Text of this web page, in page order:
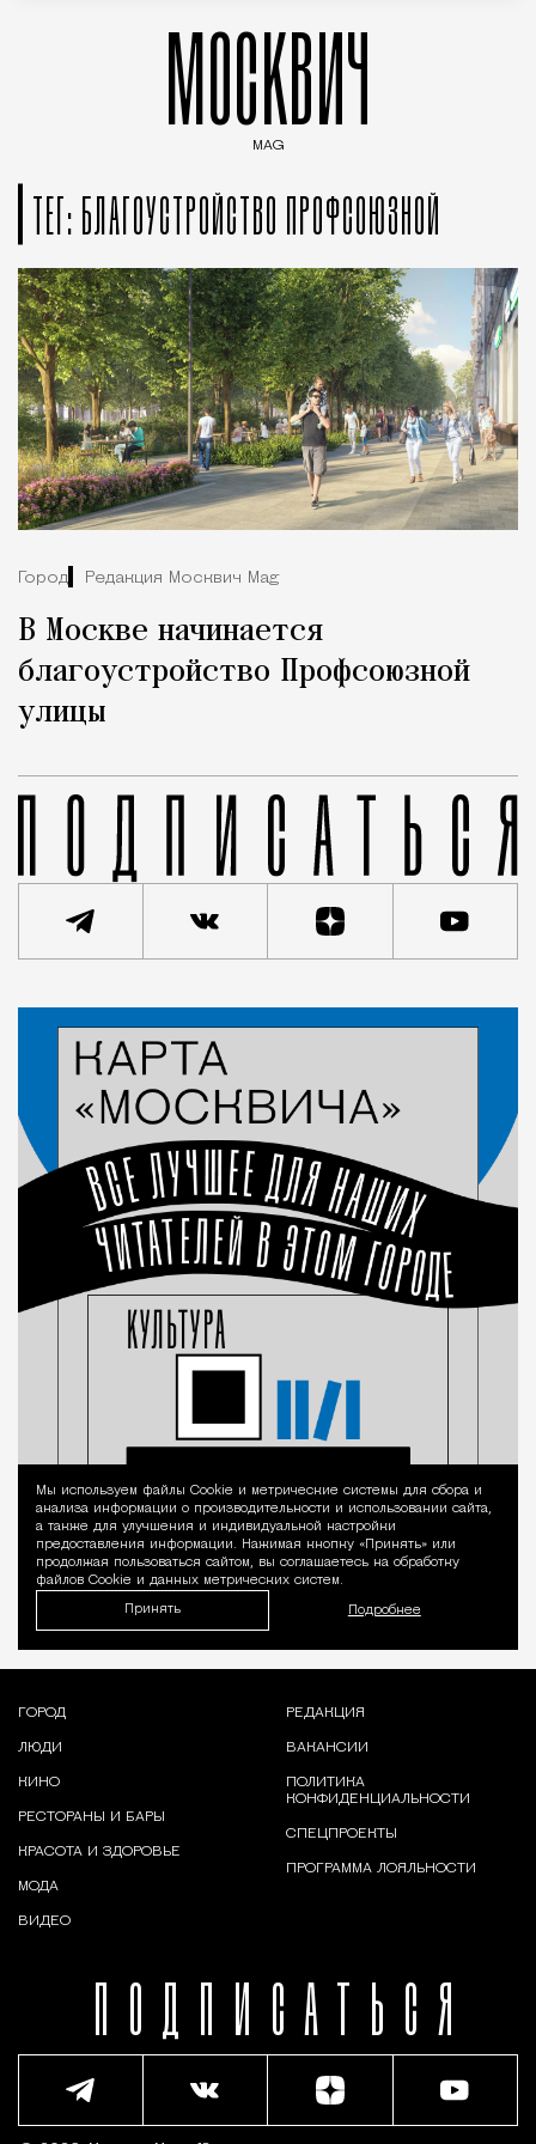
МОСКВИЧ
MAG
ТЕГ: БЛАГОУСТРОЙСТВО ПРОФСОЮЗНОЙ
Город Редакция Москвич Mag
В Москве начинается
благоустройство Профсоюзной
улицы
Уведомление
Мы используем файлы Сookie и метрические системы для сбора и
анализа информации о производительности и использовании сайта,
а также для улучшения и индивидуальной настройки
предоставления информации. Нажимая кнопку «Принять» или
продолжая пользоваться сайтом, вы соглашаетесь на обработку
файлов Cookie и данных метрических систем.
Принять Подробнее
ПОДПИСАТЬСЯ
ГОРОД
ЛЮДИ
КИНО
РЕСТОРАНЫ И БАРЫ
КРАСОТА И ЗДОРОВЬЕ
МОДА
ВИДЕО
РЕДАКЦИЯ
ВАКАНСИИ
ПОЛИТИКА
КОНФИДЕНЦИАЛЬНОСТИ
СПЕЦПРОЕКТЫ
ПРОГРАММА ЛОЯЛЬНОСТИ